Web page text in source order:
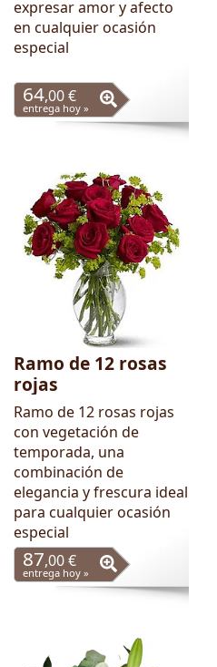
expresar amor y afecto
en cualquier ocasión
especial
64,00 €
entrega hoy »
Ramo de 12 rosas
rojas
Ramo de 12 rosas rojas
con vegetación de
temporada, una
combinación de
elegancia y frescura ideal
para cualquier ocasión
especial
87,00 €
entrega hoy »